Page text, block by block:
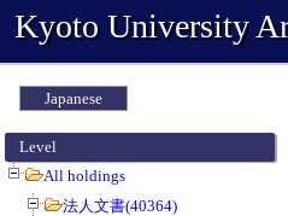
Kyoto University
Japanese
Level
All holdings
法人文書(40364)